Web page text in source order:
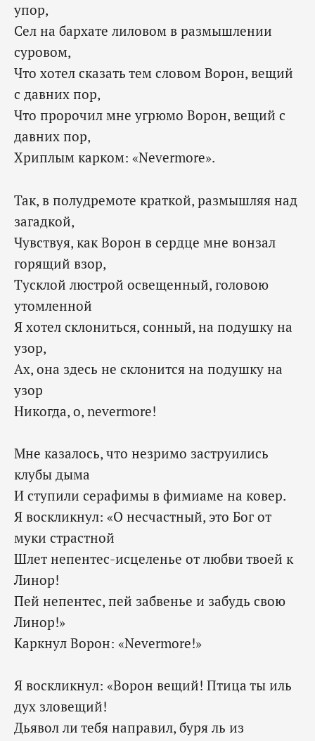
упор,
Сел на бархате лиловом в размышлении
суровом,
Что хотел сказать тем словом Ворон, вещий
с давних пор,
Что пророчил мне угрюмо Ворон, вещий с
давних пор,
Хриплым карком: «Nevermore».
Так, в полудремоте краткой, размышляя над
загадкой,
Чувствуя, как Ворон в сердце мне вонзал
горящий взор,
Тусклой люстрой освещенный, головою
утомленной
Я хотел склониться, сонный, на подушку на
узор,
Ах, она здесь не склонится на подушку на
узор
Никогда, о, nevermore!
Мне казалось, что незримо заструились
клубы дыма
И ступили серафимы в фимиаме на ковер.
Я воскликнул: «О несчастный, это Бог от
муки страстной
Шлет непентес-исцеленье от любви твоей к
Линор!
Пей непентес, пей забвенье и забудь свою
Линор!»
Каркнул Ворон: «Nevermore!»
Я воскликнул: «Ворон вещий! Птица ты иль
дух зловещий!
Дьявол ли тебя направил, буря ль из